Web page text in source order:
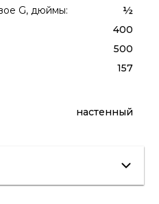
G, дюймы:
½
400
500
157
настенный